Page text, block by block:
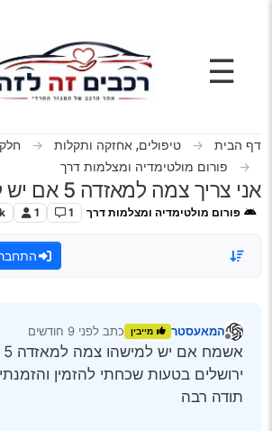
☰
דף הבית טיפולים, אחזקה ותקלות
פורום מולטימדיה ומצלמות דרך
אני צריך צמה למאזדה 5 אם יש למישהו
פורום מולטימדיה ומצלמות דרך 1
1
המאעסטר מייבין כתב לפני 9 חודשים
נערך לאחרונה על ידי
ירושלים בטעות שכחתי להזמין
תודה רבה